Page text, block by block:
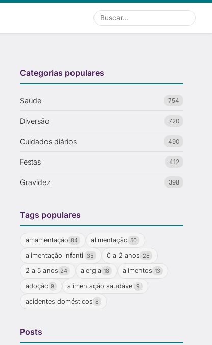
Buscar
Categorias populares
Saúde 754
Diversão 720
Cuidados diários 490
Festas 412
Gravidez 398
Tags populares
amamentação 84 alimentação 50
alimentação infantil 35 0 a 2 anos 28
2 a 5 anos 24 alergia 18 alimentos 13
adoção 9 alimentação saudável 9
acidentes domésticos 8
Posts